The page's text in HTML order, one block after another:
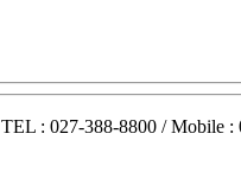
: 027-388-8800 / Mobile :